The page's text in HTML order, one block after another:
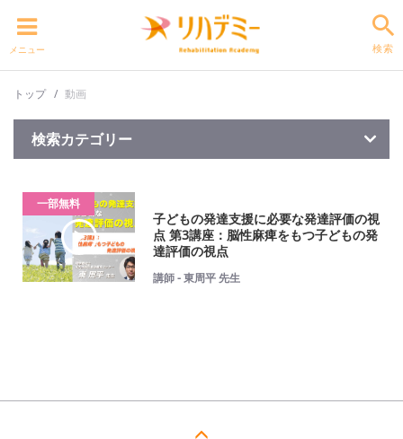
メニュー 検索
トップ 動画
検索カテゴリー
一部無料
子どもの発達支援に必要な発達評価の視
点 第3講座：脳性麻痺をもつ子どもの発
達評価の視点
講師 - 東周平 先生